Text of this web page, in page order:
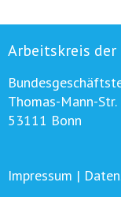
Arbeitskreis der
Thomas-Mann-
53111 Bonn
Impressum |